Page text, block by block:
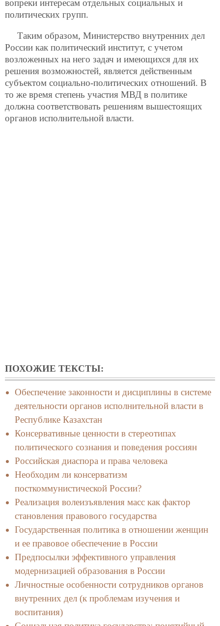
вопреки интересам отдельных социальных и
политических групп.
Таким образом, Министерство внутренних дел
России как политический институт, с учетом
возложенных на него задач и имеющихся для их
решения возможностей, является действенным
субъектом социально-политических отношений. В
то же время степень участия МВД в политике
должна соответствовать решениям вышестоящих
органов исполнительной власти.
ПОХОЖИЕ ТЕКСТЫ:
Обеспечение законности и дисциплины в системе
деятельности органов исполнительной власти в
Республике Казахстан
Консервативные ценности в стереотипах
политического сознания и поведения россиян
Российская диаспора и права человека
Необходим ли консерватизм
посткоммунистической России?
Реализация волеизъявления масс как фактор
становления правового государства
Государственная политика в отношении женщин
и ее правовое обеспечение в России
Предпосылки эффективного управления
модернизацией образования в России
Личностные особенности сотрудников органов
внутренних дел (к проблемам изучения и
воспитания)